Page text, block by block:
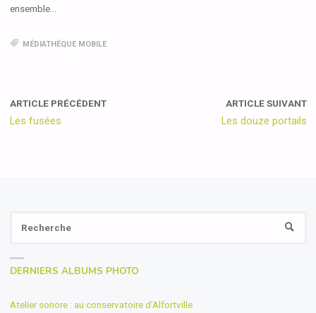
ensemble…
MÉDIATHÈQUE MOBILE
ARTICLE PRÉCÉDENT
Les fusées
ARTICLE SUIVANT
Les douze portails
DERNIERS ALBUMS PHOTO
Atelier sonore : au conservatoire d’Alfortville